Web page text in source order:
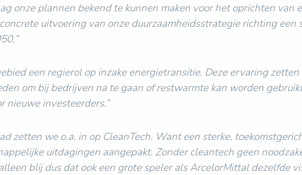
onze plannen bekend te kunnen maken voor het oprichten van
uitvoering van onze duurzaamheidsstrategie richting een
een regierol op inzake energietransitie. Deze ervaring
om bij bedrijven na te gaan of restwarmte kan worden
nieuwe investeerders.”
zetten we o.a. in op CleanTech. Want een sterke,
uitdagingen aangepakt. Zonder cleantech geen
blij dus dat ook een grote speler als ArcelorMittal dezelfde